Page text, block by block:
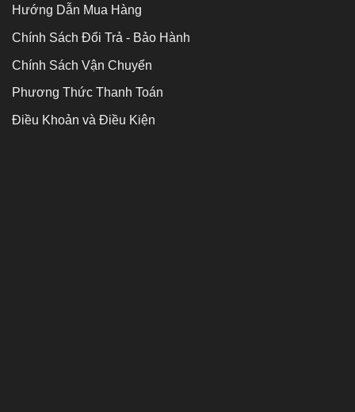
Hướng Dẫn Mua Hàng
Chính Sách Đổi Trả - Bảo Hành
Chính Sách Vận Chuyển
Phương Thức Thanh Toán
Điều Khoản và Điều Kiện